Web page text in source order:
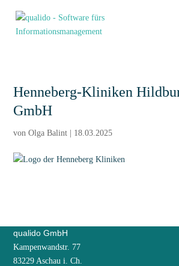
Henneberg-Kliniken
GmbH
vonOlga Balint 18.03.2025
qualido GmbH
Kampenwandstr. 77
83229 Aschau i. Ch.